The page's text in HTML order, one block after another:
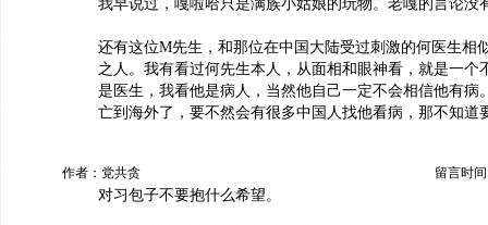
我早说过，嘎啦哈只是满族小姑娘的玩物。老嘎的言论没
还有这位M先生，和那位在中国大陆受过刺激的何医生相
之人。我有看过何先生本人，从面相和眼神看，就是一个
是医生，我看他是病人，当然他自己一定不会相信他有病
亡到海外了，要不然会有很多中国人找他看病，那不知道
作者：党共贪 留言时间
对习包子不要抱什么希望。